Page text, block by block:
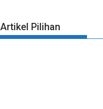
Artikel Pilihan